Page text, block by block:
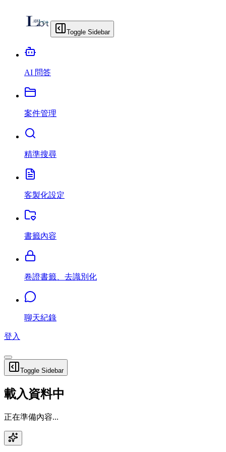
Toggle Sidebar
AI 問答
案件管理
精準搜尋
客製化設定
書籤內容
卷證書籤、去識別化
聊天紀錄
登入
Toggle Sidebar
載入資料中
正在準備內容...